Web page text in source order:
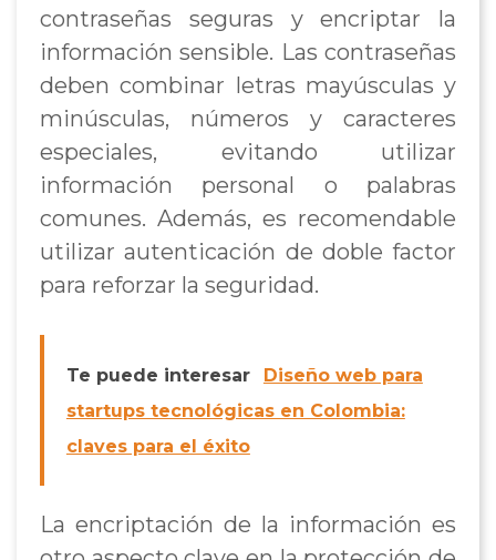
contraseñas seguras y encriptar la
información sensible. Las contraseñas
deben combinar letras mayúsculas y
minúsculas, números y caracteres
especiales, evitando utilizar
información personal o palabras
comunes. Además, es recomendable
utilizar autenticación de doble factor
para reforzar la seguridad.
Te puede interesar
Diseño web para
startups tecnológicas en Colombia:
claves para el éxito
La encriptación de la información es